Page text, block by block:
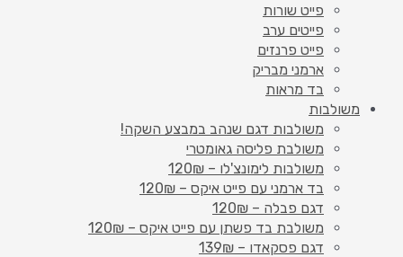
פייט שורות
פייטים ערב
פייט פרנזים
ארמני מבריק
בד מראות
משולבות
משולבות דגם שנהב במבצע השקה!
משולבת פליסה גאומטרי
משולבות לימונצ'לו – 120₪
בד ארמני עם פייט איקס – 120₪
דגם פבלה – 120₪
משולבת בד פשתן עם פייט איקס – 120₪
דגם פסקאדו – 139₪